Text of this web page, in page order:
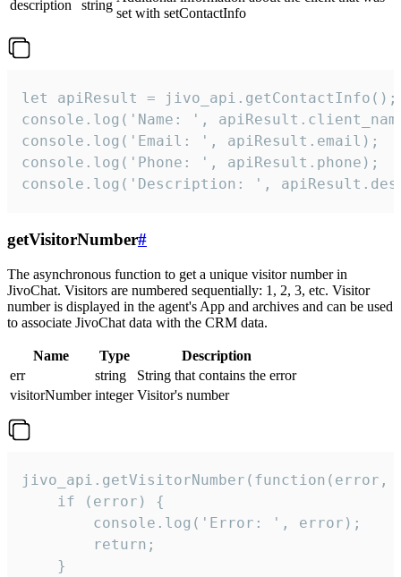
description
string
set with setContactInfo
let apiResult = jivo_api.getContactInfo();
console.log('Name: ',
console.log('Email: ', apiResult.email);
console.log('Phone: ', apiResult.phone);
console.log('Description: ',
getVisitorNumber#
The asynchronous function to get a unique visitor number in
JivoChat. Visitors are numbered sequentially: 1, 2, 3, etc. Visitor
number is displayed in the agent's App and archives and can be used
to associate JivoChat data with the CRM data.
Name Type
Description
err
string
String that contains the error
visitorNumber integer Visitor's number
jivo_api.getVisitorNumber(function(error,
    if (error) {
        console.log('Error: ', error);
        return;
    }